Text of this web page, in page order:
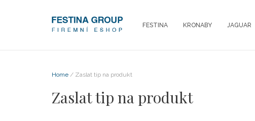
FESTINA KRONABY JAGUAR
Home / Zaslat tip na produkt
Zaslat tip na produkt